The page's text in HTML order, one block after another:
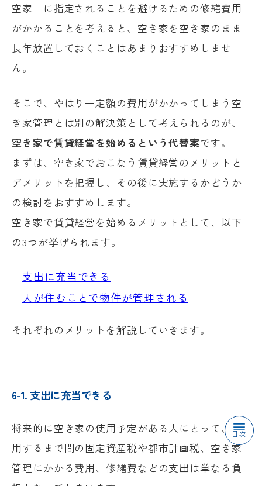
空家」に指定されることを避けるための修繕費用
がかかることを考えると、空き家を空き家のまま
長年放置しておくことはあまりおすすめしませ
ん。
そこで、やはり一定額の費用がかかってしまう空
き家管理とは別の解決策として考えられるのが、
空き家で賃貸経営を始めるという代替案です。
まずは、空き家でおこなう賃貸経営のメリットと
デメリットを把握し、その後に実施するかどうか
の検討をおすすめします。
空き家で賃貸経営を始めるメリットとして、以下
の3つが挙げられます。
支出に充当できる
人が住むことで物件が管理される
それぞれのメリットを解説していきます。
6-1. 支出に充当できる
将来的に空き家の使用予定がある人にとって、使
用するまで間の固定資産税や都市計画税、空き家
管理にかかる費用、修繕費などの支出は単なる負
目次